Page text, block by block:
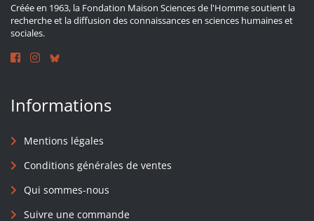
Créée en 1963, la Fondation Maison Sciences de l'Homme soutient la
recherche et la diffusion des connaissances en sciences humaines et
sociales.
Informations
Mentions légales
Conditions générales de ventes
Qui sommes-nous
Suivre une commande